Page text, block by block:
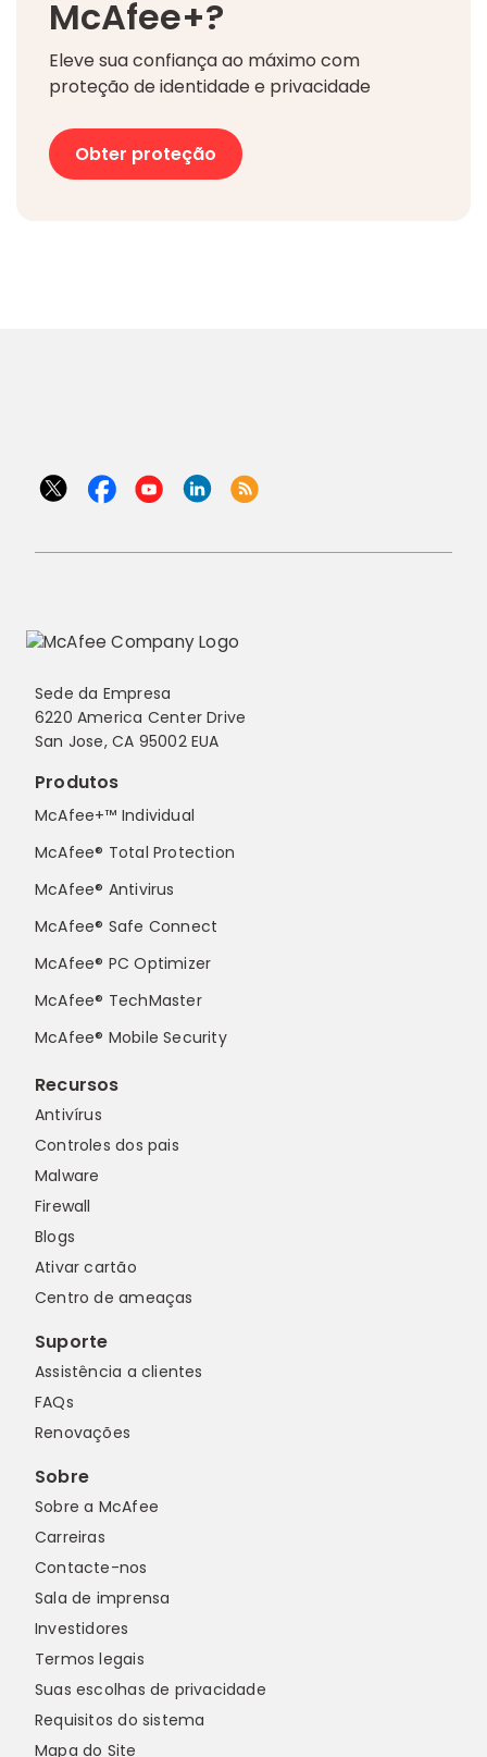
McAfee+?
Eleve sua confiança ao máximo com
proteção de identidade e privacidade
Obter proteção
Sede da Empresa
6220 America Center Drive
San Jose, CA 95002 EUA
Produtos
McAfee+™ Individual
McAfee® Total Protection
McAfee® Antivirus
McAfee® Safe Connect
McAfee® PC Optimizer
McAfee® TechMaster
McAfee® Mobile Security
Recursos
Antivírus
Controles dos pais
Malware
Firewall
Blogs
Ativar cartão
Centro de ameaças
Suporte
Assistência a clientes
FAQs
Renovações
Sobre
Sobre a McAfee
Carreiras
Contacte-nos
Sala de imprensa
Investidores
Termos legais
Suas escolhas de privacidade
Requisitos do sistema
Mapa do Site